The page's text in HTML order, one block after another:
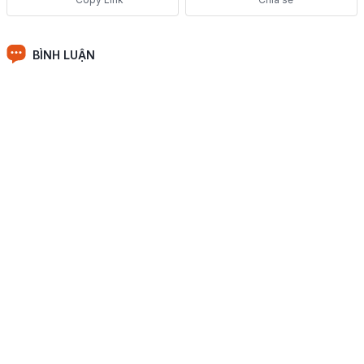
BÌNH LUẬN